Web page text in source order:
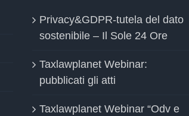
Privacy&GDPR-tutela del dato
sostenibile – Il Sole 24 Ore
Taxlawplanet Webinar:
pubblicati gli atti
Taxlawplanet Webinar “Odv e